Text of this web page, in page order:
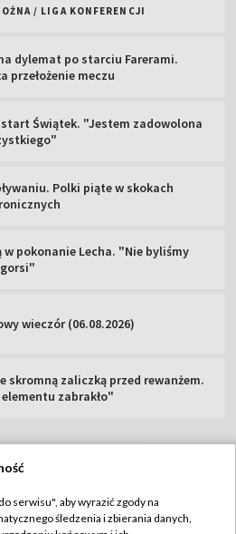
/ LIGA KONFERENCJI
dylemat po starciu Farerami.
przełożenie meczu
start Świątek. "Jestem zadowolona
Polki piąte w skokach
w pokonanie Lecha. "Nie byliśmy
wieczór (06.08.2026)
skromną zaliczką przed rewanżem.
zabrakło"
TVP
TVP
serwisu", aby wyrazić zgody na
śledzenia i zbierania danych,